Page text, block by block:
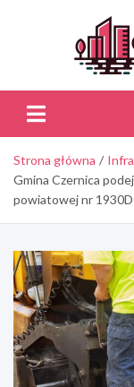
Strona główna
Gmina Czernica
powiatowej nr 1930D